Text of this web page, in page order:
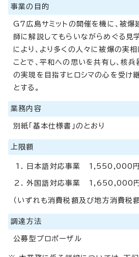
事業の目的
G7広島サミットの開催を機に、被
師に解説してもらいながらめぐる見
により、より多くの人々に被爆の実
ことで、平和への思いを共有し、核
の実現を目指すヒロシマの心を受け
とする。
業務内容
別紙「基本仕様書」のとおり
上限額
日本語対応事業 1,550,000円
外国語対応事業 1,650,000円
（いずれも消費税額及び地方消費税額
調達方法
公募型プロポーザル